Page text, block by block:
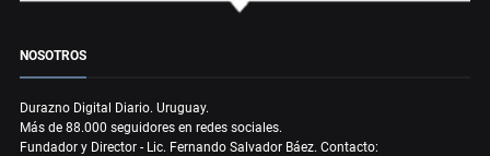
NOSOTROS
Durazno Digital Diario. Uruguay.
Más de 88.000 seguidores en redes sociales.
Fundador y Director - Lic. Fernando Salvador Báez. Contacto: